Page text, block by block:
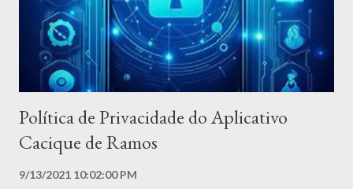
aplicativo é gratuito e sempre será; - Não há modo noturno
(ainda); - São respeitados e preservados todos os direitos das
marcas e empresas, sendo citadas apenas co...
Política de Privacidade do Aplicativo
Cacique de Ramos
9/13/2021 10:02:00 PM